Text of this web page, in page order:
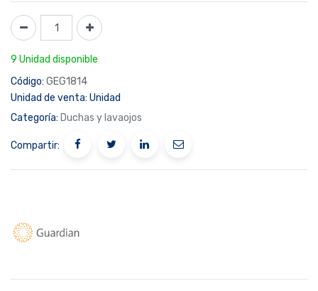
9 Unidad disponible
Código: GEG1814
Unidad de venta: Unidad
Categoría: Duchas y lavaojos
Compartir: